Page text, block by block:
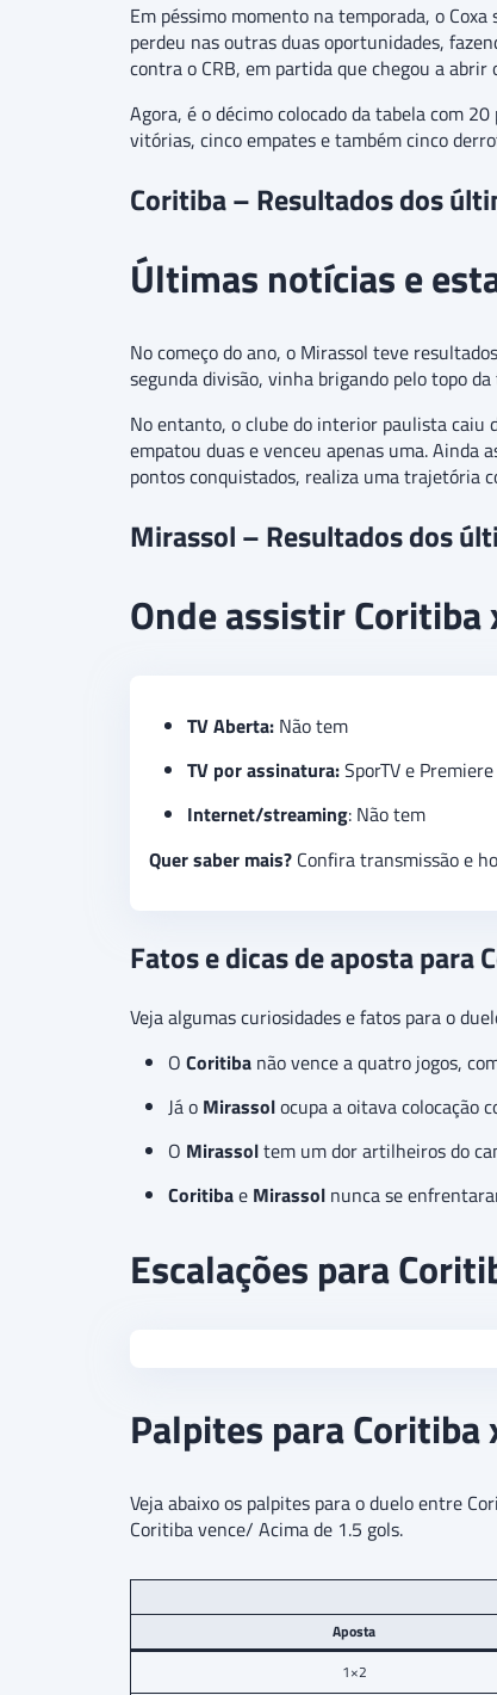
Em péssimo momento na temporada, o
perdeu nas outras duas oportunidades,
contra o CRB, em partida que chegou a
Agora, é o décimo colocado da tabela com
vitórias, cinco empates e também cinco
Coritiba – Resultados dos
Últimas notícias e
No começo do ano, o Mirassol teve
segunda divisão, vinha brigando pelo topo
No entanto, o clube do interior paulista caiu
empatou duas e venceu apenas uma. Ainda
pontos conquistados, realiza uma trajetória
Mirassol – Resultados dos
Onde assistir Coritiba
TV Aberta: Não tem
TV por assinatura:SporTV e Premiere
Internet/streaming: Não tem
Quer saber mais? Confira transmissão e
Fatos e dicas de aposta para
Veja algumas curiosidades e fatos para o
O Coritiba não vence a quatro jogos,
Já o Mirassolocupa a oitava colocação
O Mirassoltem um dor artilheiros do
Coritibae Mirassol nunca se
Escalações para
Palpites para
Veja abaixo os palpites para o duelo entre
Coritiba vence/ Acima de 1.5 gols.
Aposta
1×2